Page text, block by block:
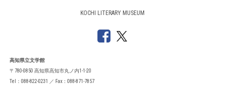
KOCHI LITERARY MUSEUM
高知県立文学館
〒780-0850 高知県高知市丸ノ内1-1-20
Tel：088-822-0231 ／ Fax：088-871-7857